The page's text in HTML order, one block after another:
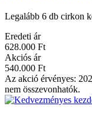
Legalább 6 db cirkon
Eredeti ár
628.000 Ft
Akciós ár
540.000 Ft
Az akció érvényes:
nem összevonhatók.